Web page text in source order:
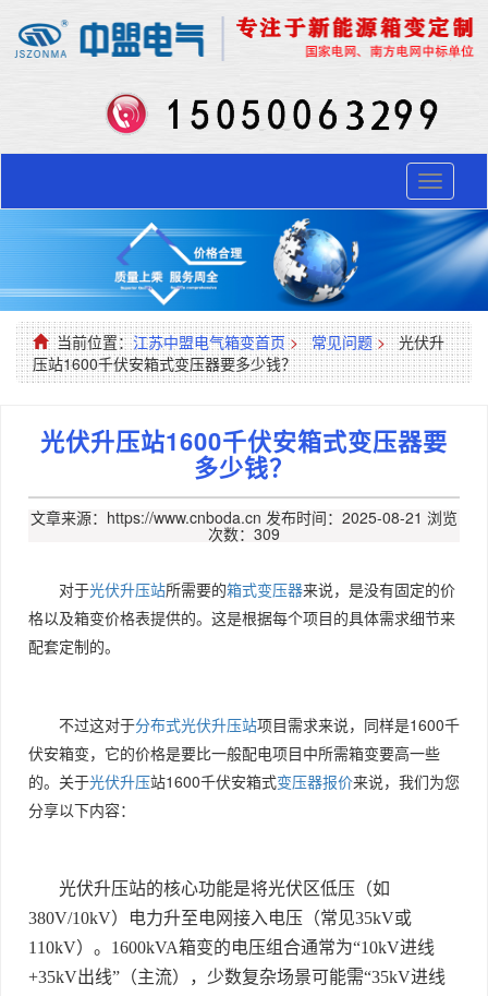
Toggle
当前位置：江苏中盟电气箱变首页 > 常见问题 > 光伏升
压站1600千伏安箱式变压器要多少钱？
光伏升压站1600千伏安箱式变压器要
多少钱？
文章来源：https://www.cnboda.cn 发布时间：2025-08-21 浏览
次数：309
对于光伏升压站所需要的箱式变压器来说，是没有固定的价
格以及箱变价格表提供的。这是根据每个项目的具体需求细节来
配套定制的。
不过这对于分布式光伏升压站项目需求来说，同样是1600千
伏安箱变，它的价格是要比一般配电项目中所需箱变要高一些
的。关于光伏升压站1600千伏安箱式变压器报价来说，我们为您
分享以下内容：
光伏升压站的核心功能是将光伏区低压（如
380V/10kV）电力升至电网接入电压（常见35kV或
110kV）。 1600kVA箱变的电压组合通常为“10kV进线
+35kV出线” （主流），少数复杂场景可能需“35kV进线